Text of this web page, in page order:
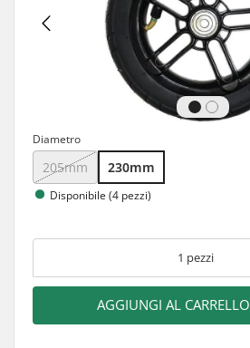
Diametro
205mm 230mm
Disponibile (4 pezzi)
1 pezzi
AGGIUNGI AL CARRELLO